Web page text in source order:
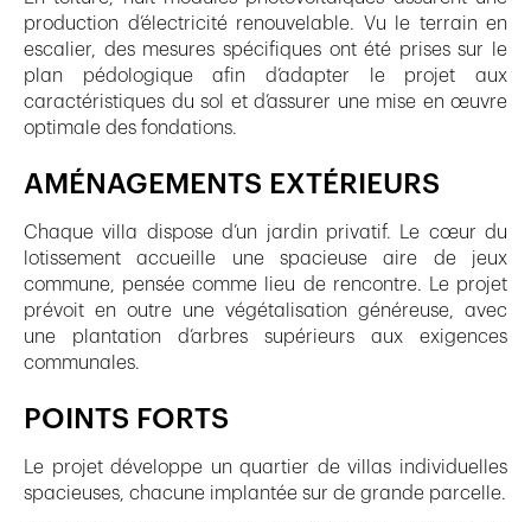
production d’électricité renouvelable. Vu le terrain en
escalier, des mesures spécifiques ont été prises sur le
plan pédologique afin d’adapter le projet aux
caractéristiques du sol et d’assurer une mise en œuvre
optimale des fondations.
AMÉNAGEMENTS EXTÉRIEURS
Chaque villa dispose d’un jardin privatif. Le cœur du
lotissement accueille une spacieuse aire de jeux
commune, pensée comme lieu de rencontre. Le projet
prévoit en outre une végétalisation généreuse, avec
une plantation d’arbres supérieurs aux exigences
communales.
POINTS FORTS
Le projet développe un quartier de villas individuelles
spacieuses, chacune implantée sur de grande parcelle.